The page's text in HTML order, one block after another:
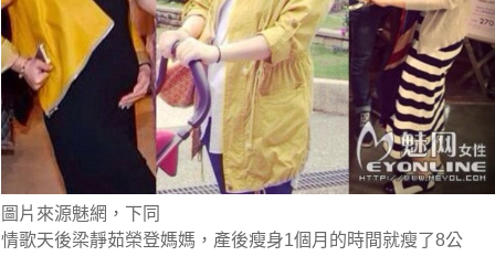
圖片來源魅網，下同
情歌天後梁靜茹榮登媽媽，產後瘦身1個月的時間就瘦了8公